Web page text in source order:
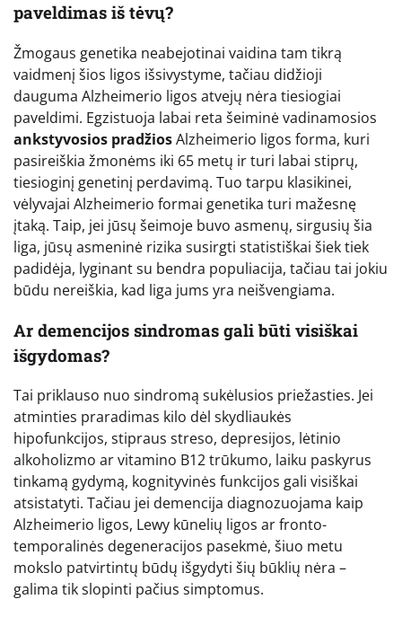
paveldimas iš tėvų?
Žmogaus genetika neabejotinai vaidina tam tikrą
vaidmenį šios ligos išsivystyme, tačiau didžioji
dauguma Alzheimerio ligos atvejų nėra tiesiogiai
paveldimi. Egzistuoja labai reta šeiminė vadinamosios
ankstyvosios pradžiosAlzheimerio ligos forma, kuri
pasireiškia žmonėms iki 65 metų ir turi labai stiprų,
tiesioginį genetinį perdavimą. Tuo tarpu klasikinei,
vėlyvajai Alzheimerio formai genetika turi mažesnę
įtaką. Taip, jei jūsų šeimoje buvo asmenų, sirgusių šia
liga, jūsų asmeninė rizika susirgti statistiškai šiek tiek
padidėja, lyginant su bendra populiacija, tačiau tai jokiu
būdu nereiškia, kad liga jums yra neišvengiama.
Ar demencijos sindromas gali būti visiškai
išgydomas?
Tai priklauso nuo sindromą sukėlusios priežasties. Jei
atminties praradimas kilo dėl skydliaukės
hipofunkcijos, stipraus streso, depresijos, lėtinio
alkoholizmo ar vitamino B12 trūkumo, laiku paskyrus
tinkamą gydymą, kognityvinės funkcijos gali visiškai
atsistatyti. Tačiau jei demencija diagnozuojama kaip
Alzheimerio ligos, Lewy kūnelių ligos ar fronto-
temporalinės degeneracijos pasekmė, šiuo metu
mokslo patvirtintų būdų išgydyti šių būklių nėra –
galima tik slopinti pačius simptomus.